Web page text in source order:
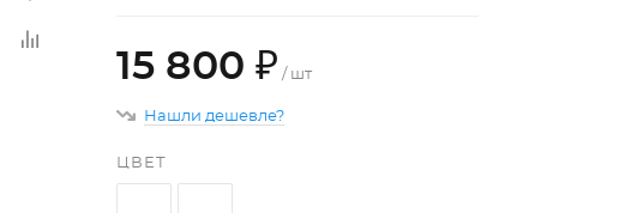
15 800 ₽ / шт
Нашли дешевле?
ЦВЕТ